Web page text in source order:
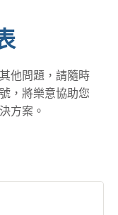
他問題，請隨時
，將樂意協助您
方案。